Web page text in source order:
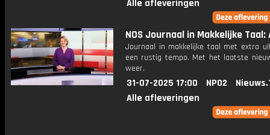
Alle afleveringen
NOS Journaal in Makkelijke Taal:
Journaal in makkelijke taal met extra
een rustig tempo. Met het laatste
weer.
31-07-2025 17:00 NPO2
Alle afleveringen